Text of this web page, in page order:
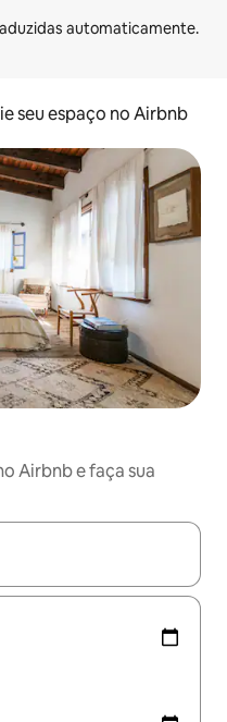
seu espaço no Airbnb
Airbnb e faça sua
disponíveis, explore-os